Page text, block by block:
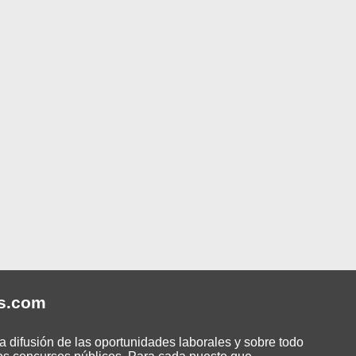
.com
difusión de las oportunidades laborales y sobre todo